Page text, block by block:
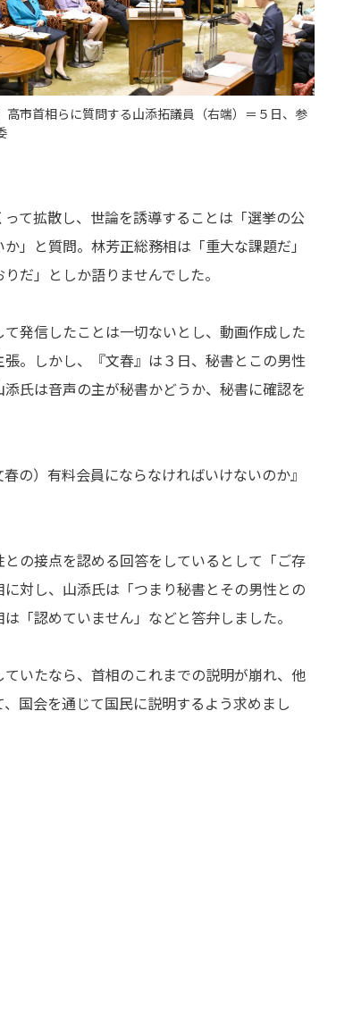
高市首相らに質問する山添拓議員（右端）＝５日、参
て拡散し、世論を誘導することは「選挙の公
」と質問。林芳正総務相は「重大な課題だ」
だ」としか語りませんでした。
発信したことは一切ないとし、動画作成した
。しかし、『文春』は３日、秘書とこの男性
氏は音声の主が秘書かどうか、秘書に確認を
の）有料会員にならなければいけないのか』
の接点を認める回答をしているとして「ご存
対し、山添氏は「つまり秘書とその男性との
「認めていません」などと答弁しました。
いたなら、首相のこれまでの説明が崩れ、他
国会を通じて国民に説明するよう求めまし